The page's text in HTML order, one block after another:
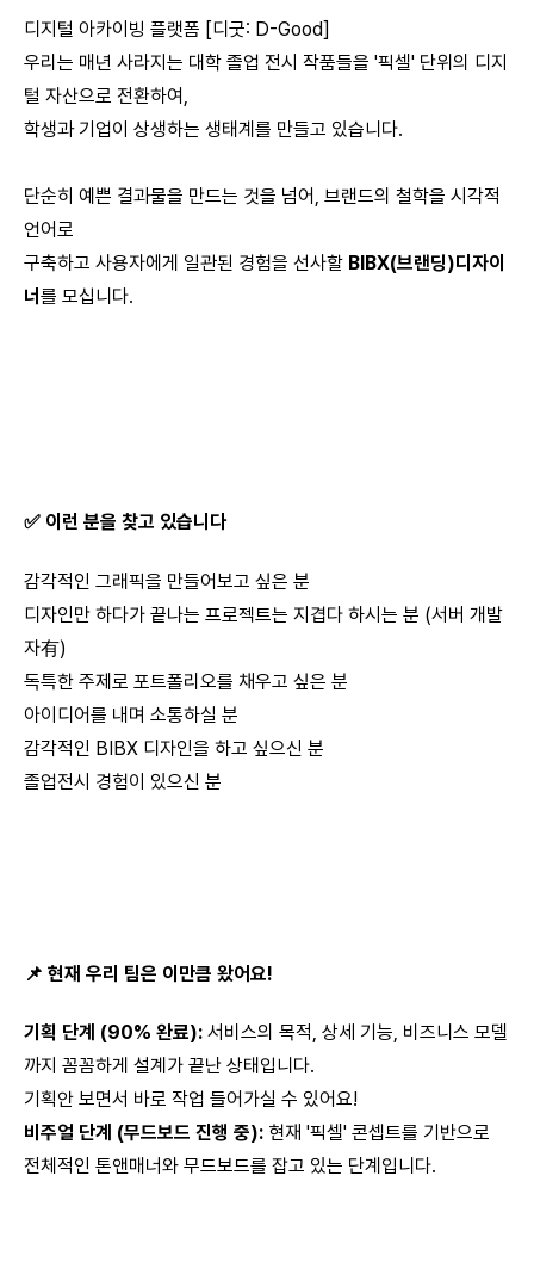
디지털 아카이빙 플랫폼 [디굿: D-Good]
우리는 매년 사라지는 대학 졸업 전시 작품들을 '픽셀' 단위의 디지
털 자산으로 전환하여,
학생과 기업이 상생하는 생태계를 만들고 있습니다.
단순히 예쁜 결과물을 만드는 것을 넘어, 브랜드의 철학을 시각적
언어로
구축하고 사용자에게 일관된 경험을 선사할 BIBX(브랜딩)디자이
너 를 모십니다.
✅ 이런 분을 찾고 있습니다
감각적인 그래픽을 만들어보고 싶은 분
디자인만 하다가 끝나는 프로젝트는 지겹다 하시는 분 (서버 개발
자有)
독특한 주제로 포트폴리오를 채우고 싶은 분
아이디어를 내며 소통하실 분
감각적인 BIBX 디자인을 하고 싶으신 분
졸업전시 경험이 있으신 분
📌 현재 우리 팀은 이만큼 왔어요!
기획 단계 (90% 완료): 서비스의 목적, 상세 기능, 비즈니스 모델
까지 꼼꼼하게 설계가 끝난 상태입니다.
기획안 보면서 바로 작업 들어가실 수 있어요!
비주얼 단계 (무드보드 진행 중): 현재 '픽셀' 콘셉트를 기반으로
전체적인 톤앤매너와 무드보드를 잡고 있는 단계입니다.